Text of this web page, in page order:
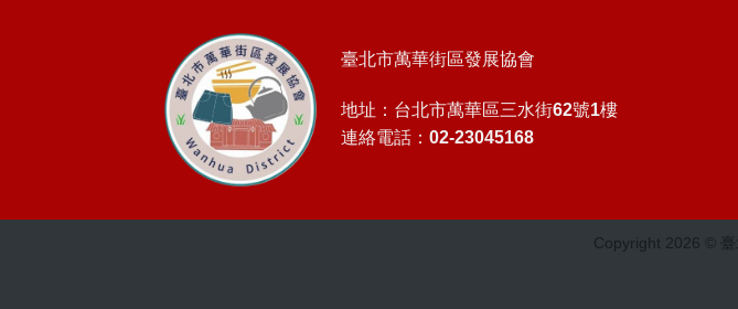
臺北市萬華街區發展協會
地址：台北市萬華區三水街62號1樓
連絡電話：02-23045168
Copyright 2026 ©